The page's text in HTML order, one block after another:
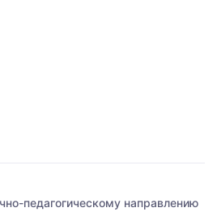
педагогическому направлению